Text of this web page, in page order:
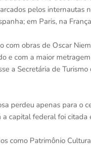
pelos internautas
em Paris, na
com obras de Oscar
e com a maior
a Secretária de
perdeu apenas para o
capital federal foi
como Patrimônio